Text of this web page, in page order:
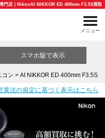
専門店｜NikonAI NIKKOR ED 400mm F3.5S買取
メニュー
スマホ版で表示
コン > AI NIKKOR ED 400mm F3.5S
業法の規定に基づく表示はこちら